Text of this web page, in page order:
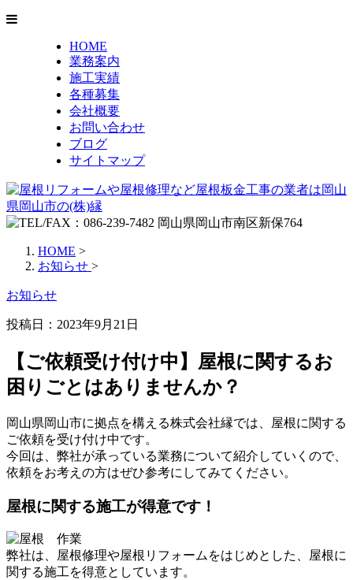
HOME
業務案内
施工実績
各種募集
会社概要
お問い合わせ
ブログ
サイトマップ
HOME >
お知らせ >
お知らせ
投稿日：2023年9月21日
【ご依頼受け付け中】屋根に関するお
困りごとはありませんか？
岡山県岡山市に拠点を構える株式会社縁では、屋根に関する
ご依頼を受け付け中です。
今回は、弊社が承っている業務について紹介していくので、
依頼をお考えの方はぜひ参考にしてみてください。
屋根に関する施工が得意です！
弊社は、屋根修理や屋根リフォームをはじめとした、屋根に
関する施工を得意としています。